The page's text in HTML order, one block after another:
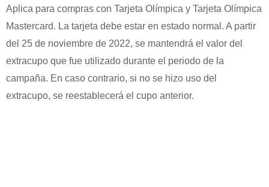
Aplica para compras con Tarjeta Olímpica y Tarjeta Olímpica
Mastercard. La tarjeta debe estar en estado normal. A partir
del 25 de noviembre de 2022, se mantendrá el valor del
extracupo que fue utilizado durante el periodo de la
campaña. En caso contrario, si no se hizo uso del
extracupo, se reestablecerá el cupo anterior.